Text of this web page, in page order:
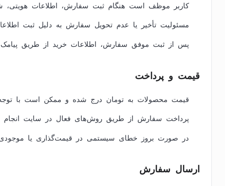
کاربر موظف است هنگام ثبت سفارش، اطلاعات هویتی،
مسئولیت تأخیر یا عدم تحویل سفارش به دلیل ثبت
پس از ثبت موفق سفارش، اطلاعات خرید از طریق پیامک،
قیمت و پرداخت
قیمت محصولات به تومان درج شده و ممکن است با توجه
پرداخت سفارش از طریق روش‌های فعال در سایت انجام
در صورت بروز خطای سیستمی در قیمت‌گذاری یا
ارسال سفارش